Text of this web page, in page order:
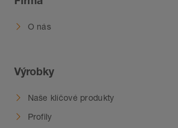
O nás
Výrobky
Naše klíčové produkty
Profily